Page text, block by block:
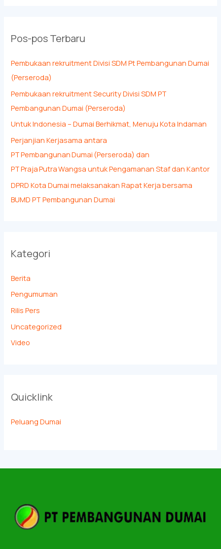
Pos-pos Terbaru
Pembukaan rekruitment Divisi SDM Pt Pembangunan Dumai
(Perseroda)
Pembukaan rekruitment Security Divisi SDM PT
Pembangunan Dumai (Perseroda)
Untuk Indonesia – Dumai Berhikmat, Menuju Kota Indaman
Perjanjian Kerjasama antara
PT Pembangunan Dumai (Perseroda) dan
PT Praja Putra Wangsa untuk Pengamanan Staf dan Kantor
DPRD Kota Dumai melaksanakan Rapat Kerja bersama
BUMD PT Pembangunan Dumai
Kategori
Berita
Pengumuman
Rilis Pers
Uncategorized
Video
Quicklink
Peluang Dumai